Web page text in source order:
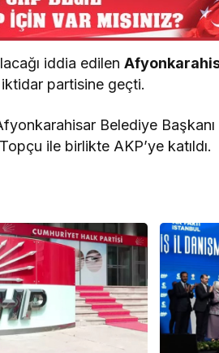
iddia edilen
partisine geçti.
Belediye
ile birlikte AKP’ye katıldı.